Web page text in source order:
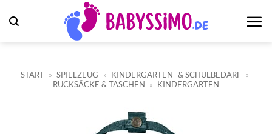
Inhalt
START » SPIELZEUG » KINDERGARTEN- & SCHULBEDARF »
RUCKSÄCKE & TASCHEN » KINDERGARTEN